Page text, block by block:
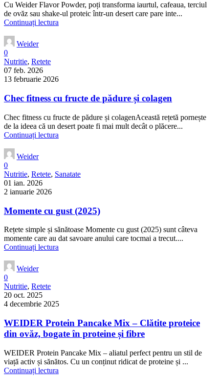
Cu Weider Flavor Powder, poți transforma iaurtul, cafeaua, terciul
de ovăz sau shake-ul proteic într-un desert care pare inte...
Continuați lectura
Weider
0
Nutritie, Retete
07 feb. 2026
13 februarie 2026
Chec fitness cu fructe de pădure și colagen
Chec fitness cu fructe de pădure și colagenAceastă rețetă pornește
de la ideea că un desert poate fi mai mult decât o plăcere...
Continuați lectura
Weider
0
Nutritie, Retete, Sanatate
01 ian. 2026
2 ianuarie 2026
Momente cu gust (2025)
Rețete simple și sănătoase Momente cu gust (2025) sunt câteva
momente care au dat savoare anului care tocmai a trecut....
Continuați lectura
Weider
0
Nutritie, Retete
20 oct. 2025
4 decembrie 2025
WEIDER Protein Pancake Mix – Clătite proteice
din ovăz, bogate în proteine și fibre
WEIDER Protein Pancake Mix – aliatul perfect pentru un stil de
viață activ și sănătos. Cu un conținut ridicat de proteine și ...
Continuați lectura